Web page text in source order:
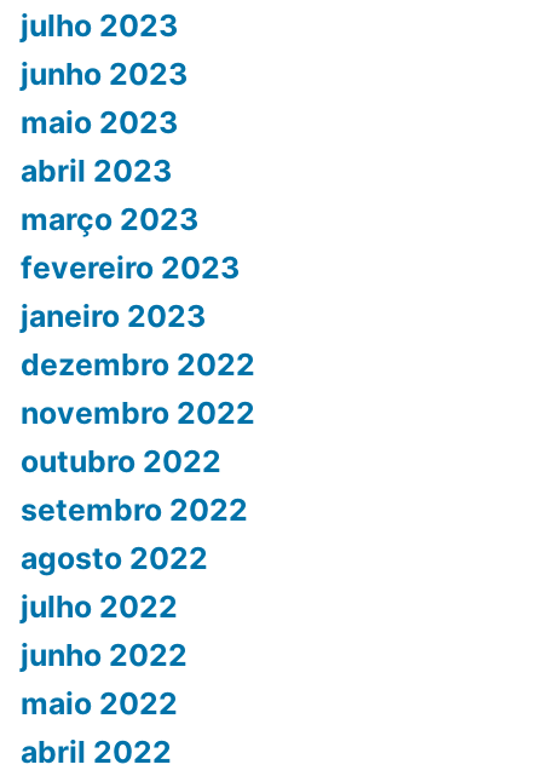
julho 2023
junho 2023
maio 2023
abril 2023
março 2023
fevereiro 2023
janeiro 2023
dezembro 2022
novembro 2022
outubro 2022
setembro 2022
agosto 2022
julho 2022
junho 2022
maio 2022
abril 2022